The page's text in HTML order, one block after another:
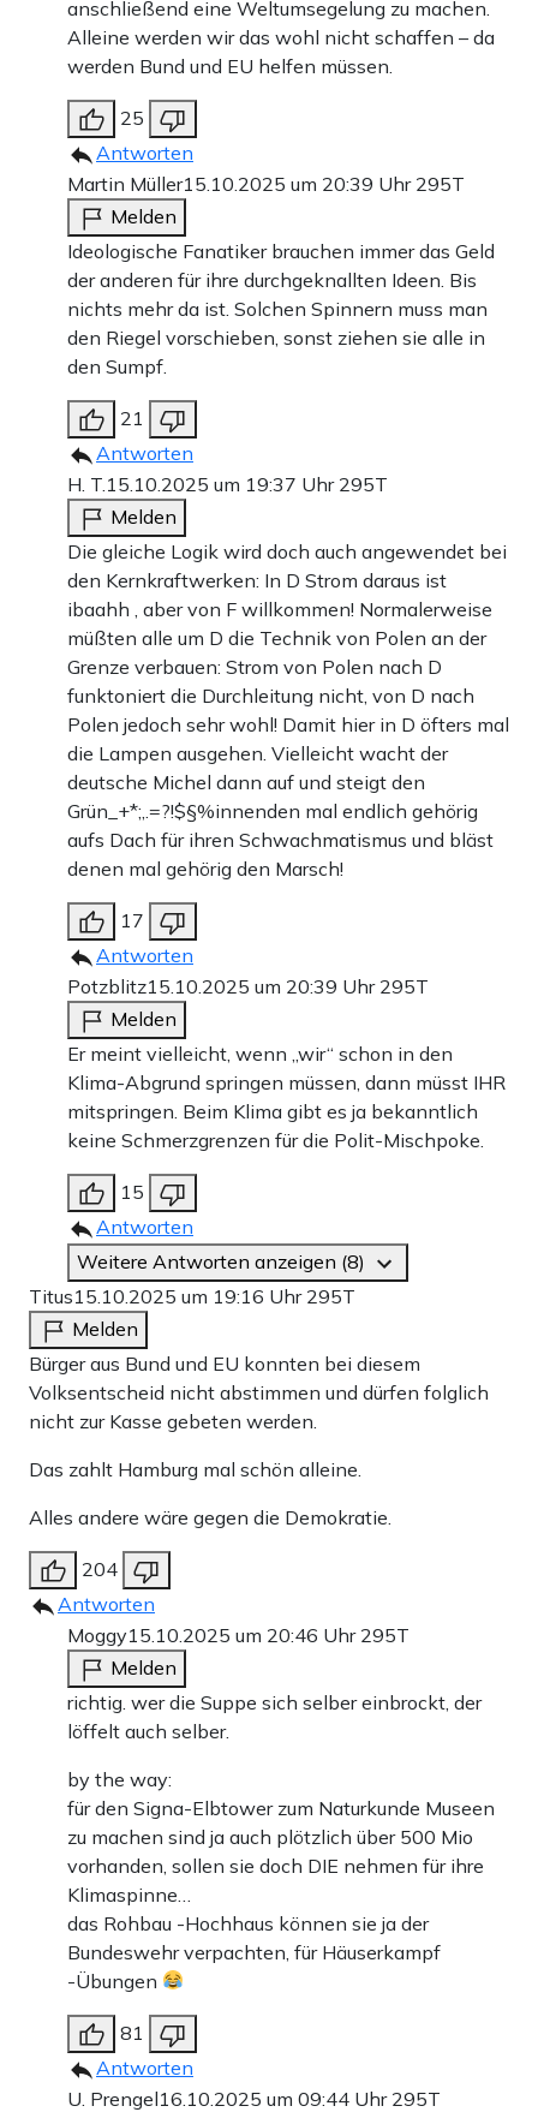
anschließend eine Weltumsegelung zu machen.
Alleine werden wir das wohl nicht schaffen – da
werden Bund und EU helfen müssen.
25
Antworten
Martin Müller15.10.2025 um 20:39 Uhr 295T
Melden
Ideologische Fanatiker brauchen immer das Geld
der anderen für ihre durchgeknallten Ideen. Bis
nichts mehr da ist. Solchen Spinnern muss man
den Riegel vorschieben, sonst ziehen sie alle in
den Sumpf.
21
Antworten
H. T. 15.10.2025 um 19:37 Uhr 295T
Melden
Die gleiche Logik wird doch auch angewendet bei
den Kernkraftwerken: In D Strom daraus ist
ibaahh , aber von F willkommen! Normalerweise
müßten alle um D die Technik von Polen an der
Grenze verbauen: Strom von Polen nach D
funktoniert die Durchleitung nicht, von D nach
Polen jedoch sehr wohl! Damit hier in D öfters mal
die Lampen ausgehen. Vielleicht wacht der
deutsche Michel dann auf und steigt den
Grün_+*;,.=?!$§%innenden mal endlich gehörig
aufs Dach für ihren Schwachmatismus und bläst
denen mal gehörig den Marsch!
17
Antworten
Potzblitz15.10.2025 um 20:39 Uhr 295T
Melden
Er meint vielleicht, wenn „wir“ schon in den
Klima-Abgrund springen müssen, dann müsst IHR
mitspringen. Beim Klima gibt es ja bekanntlich
keine Schmerzgrenzen für die Polit-Mischpoke.
15
Antworten
Weitere Antworten anzeigen (8)
Titus15.10.2025 um 19:16 Uhr 295T
Melden
Bürger aus Bund und EU konnten bei diesem
Volksentscheid nicht abstimmen und dürfen folglich
nicht zur Kasse gebeten werden.
Das zahlt Hamburg mal schön alleine.
Alles andere wäre gegen die Demokratie.
204
Antworten
Moggy15.10.2025 um 20:46 Uhr 295T
Melden
richtig. wer die Suppe sich selber einbrockt, der
löffelt auch selber.
by the way:
für den Signa-Elbtower zum Naturkunde Museen
zu machen sind ja auch plötzlich über 500 Mio
vorhanden, sollen sie doch DIE nehmen für ihre
Klimaspinne…
das Rohbau -Hochhaus können sie ja der
Bundeswehr verpachten, für Häuserkampf
-Übungen
81
Antworten
U. Prengel16.10.2025 um 09:44 Uhr 295T